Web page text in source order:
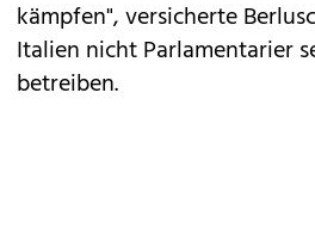
kämpfen", versicherte
Italien nicht Parlamentarier
betreiben.